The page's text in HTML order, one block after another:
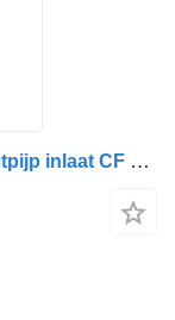
Шланг воздухозаборника DAF Luchtpijp inlaat CF 1710448 для грузовика